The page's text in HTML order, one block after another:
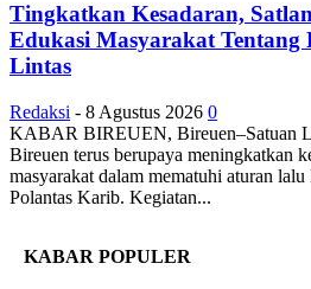
Tingkatkan Kesadaran,
Edukasi Masyarakat Tentang
Lintas
Redaksi - 8 Agustus 2026 0
KABAR BIREUEN, Bireuen–Satuan
Bireuen terus berupaya meningkatkan
masyarakat dalam mematuhi aturan
Polantas Karib. Kegiatan...
KABAR POPULER